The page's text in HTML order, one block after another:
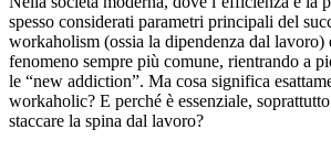
spesso considerati parametri principali del
workaholism (ossia la dipendenza dal lavoro)
fenomeno sempre più comune, rientrando a
le “new addiction”. Ma cosa significa
workaholic? E perché è essenziale, soprattutto
staccare la spina dal lavoro?